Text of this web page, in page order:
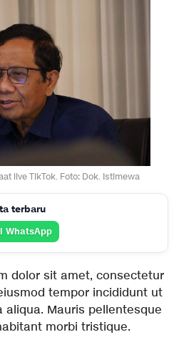
live TikTok. Foto: Dok. Istimewa
terbaru
WhatsApp
dolor sit amet, consectetur
tempor incididunt ut
aliqua. Mauris pellentesque
morbi tristique.